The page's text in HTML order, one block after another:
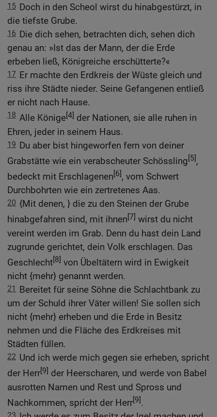
15 Doch in den Scheol wirst du hinabgestürzt, in
die tiefste Grube.
16 Die dich sehen, betrachten dich, sehen dich
genau an: »Ist das der Mann, der die Erde
erbeben ließ, Königreiche erschütterte?«
17 Er machte den Erdkreis der Wüste gleich und
riss ihre Städte nieder. Seine Gefangenen entließ
er nicht nach Hause.
18 Alle Könige[4] der Nationen, sie alle ruhen in
Ehren, jeder in seinem Haus.
19 Du aber bist hingeworfen fern von deiner
Grabstätte wie ein verabscheuter Schössling[5],
bedeckt mit Erschlagenen[6], vom Schwert
Durchbohrten wie ein zertretenes Aas.
20 {Mit denen, } die zu den Steinen der Grube
hinabgefahren sind, mit ihnen[7] wirst du nicht
vereint werden im Grab. Denn du hast dein Land
zugrunde gerichtet, dein Volk erschlagen. Das
Geschlecht[8] von Übeltätern wird in Ewigkeit
nicht {mehr} genannt werden.
21
Bereitet für seine Söhne die Schlachtbank zu
um der Schuld ihrer Väter willen! Sie sollen sich
nicht {mehr} erheben und die Erde in Besitz
nehmen und die Fläche des Erdkreises mit
Städten füllen.
22 Und ich werde mich gegen sie erheben, spricht
der Herr[9] der Heerscharen, und werde von Babel
ausrotten Namen und Rest und Spross und
Nachkommen, spricht der Herr[9].